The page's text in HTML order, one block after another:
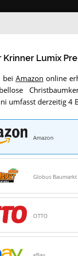
Krinner Lumix
bei Amazon online
umfasst derzeitig 4
Amazon
Globus Baumarkt
OTTO